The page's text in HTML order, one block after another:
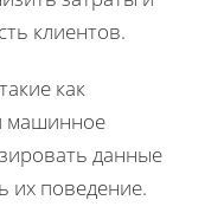
клиентов.
как
машинное
данные
их поведение.